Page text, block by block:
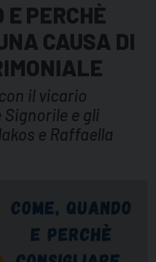
E PERCHÈ
CAUSA DI
il vicario
e gli
e Raffaella